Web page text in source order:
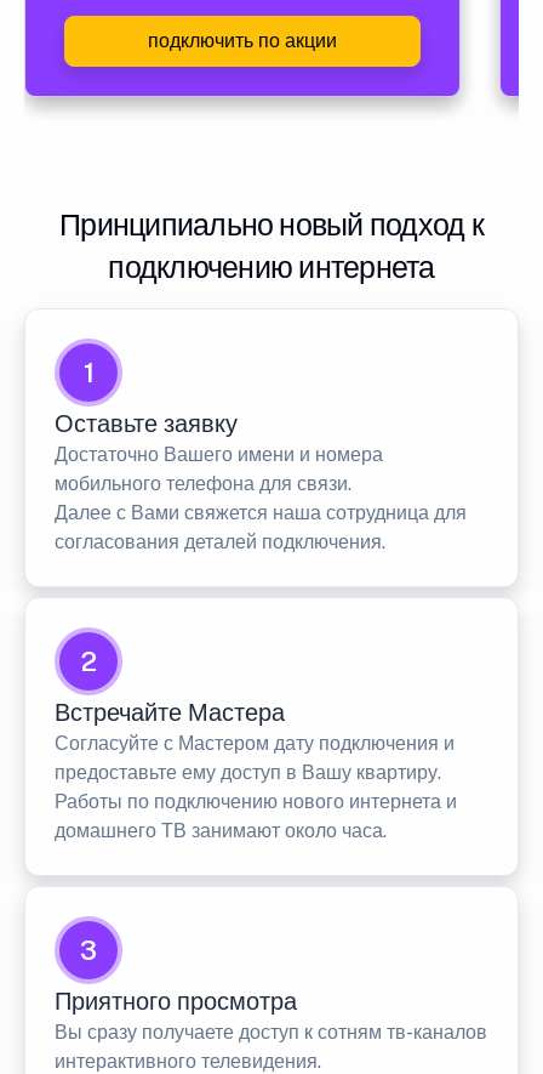
подключить по акции
Принципиально новый подход к
подключению интернета
1
Оставьте заявку
Достаточно Вашего имени и номера
мобильного телефона для связи.
Далее с Вами свяжется наша сотрудница для
согласования деталей подключения.
2
Встречайте Мастера
Согласуйте с Мастером дату подключения и
предоставьте ему доступ в Вашу квартиру.
Работы по подключению нового интернета и
домашнего ТВ занимают около часа.
3
Приятного просмотра
Вы сразу получаете доступ к сотням тв-каналов
интерактивного телевидения.